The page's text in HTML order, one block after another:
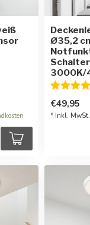
von 5 Sternen
Ø35,2
Schalter
3000K/
€49,95
* Inkl.